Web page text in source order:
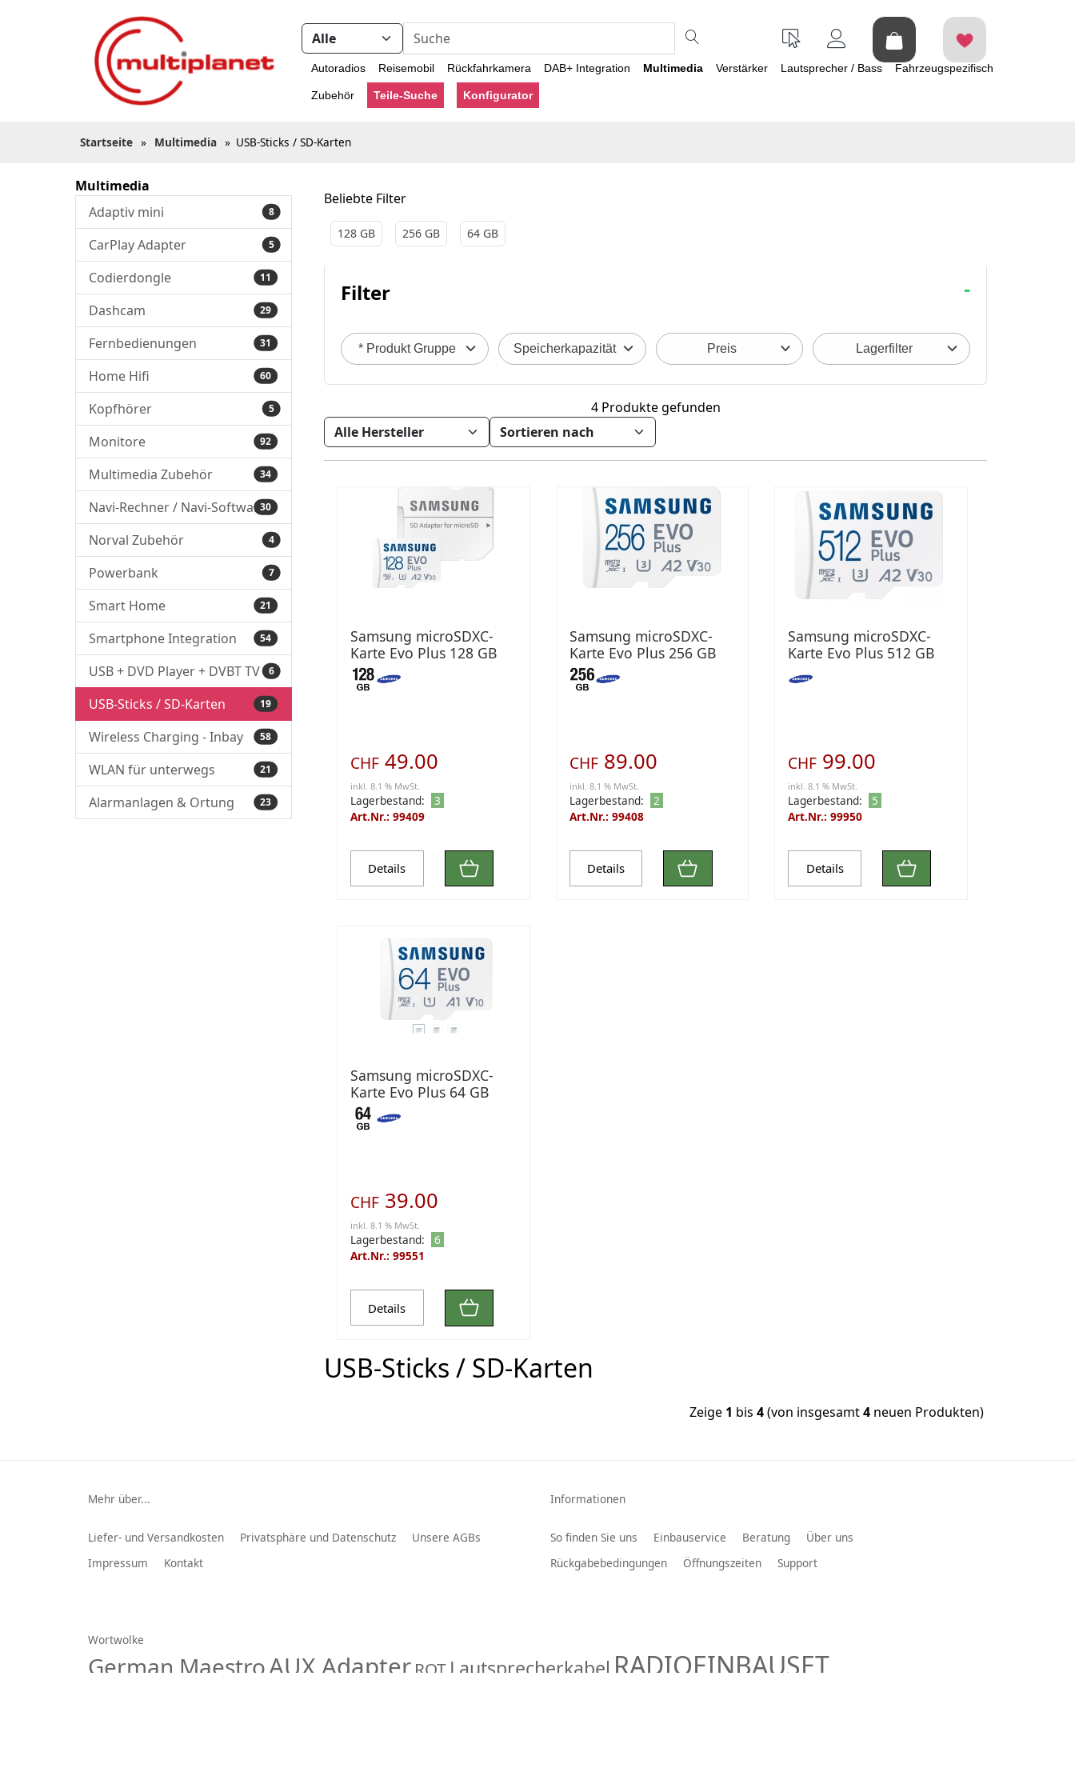
Autoradios Reisemobil Rückfahrkamera DAB+ Integration Multimedia Verstärker Lautsprecher / Bass Fahrzeugspezifisch
Zubehör Teile-Suche Konfigurator
Startseite » Multimedia » USB-Sticks / SD-Karten
Multimedia
Adaptiv mini
8
CarPlay Adapter 5
Codierdongle 11
Dashcam 29
Fernbedienungen 31
Home Hifi 60
Kopfhörer 5
Monitore 92
Multimedia Zubehör 34
Navi-Rechner / Navi-Software30
Norval Zubehör 4
Powerbank 7
Smart Home 21
Smartphone Integration 54
USB + DVD Player + DVBT TV 6
USB-Sticks / SD-Karten 19
Wireless Charging - Inbay 58
WLAN für unterwegs 21
Alarmanlagen & Ortung 23
Beliebte Filter
128 GB 256 GB 64 GB
Filter
* Produkt Gruppe Speicherkapazität Preis Lagerfilter
4 Produkte gefunden
Samsung microSDXC-
Karte Evo Plus 128 GB
CHF 49.00
inkl. 8.1 % MwSt.
Lagerbestand:
3
Art.Nr.: 99409
Details
Samsung microSDXC-
Karte Evo Plus 256 GB
CHF89.00
inkl. 8.1 % MwSt.
Lagerbestand:
2
Art.Nr.: 99408
Details
Samsung microSDXC-
Karte Evo Plus 512 GB
CHF 99.00
inkl. 8.1 % MwSt.
Lagerbestand:
5
Art.Nr.: 99950
Details
Samsung microSDXC-
Karte Evo Plus 64 GB
CHF 39.00
inkl. 8.1 % MwSt.
Lagerbestand:
6
Art.Nr.: 99551
Details
USB-Sticks / SD-Karten
Zeige 1 bis 4(von insgesamt4 neuen Produkten)
Mehr über...
Liefer- und Versandkosten Privatsphäre und Datenschutz
Unsere AGBs
Impressum
Kontakt
Informationen
So finden Sie uns Einbauservice Beratung
Über uns
Rückgabebedingungen
Öffnungszeiten Support
Wortwolke
German MaestroAUX Adapter ROT Lautsprecherkabel RADIOEINBAUSET